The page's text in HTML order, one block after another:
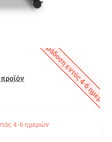
Παράδοση εντός 4-6 ημερών
4-6 ημερών